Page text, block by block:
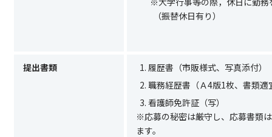
（振替休日有り）
提出書類
履歴書（市販様式、写真添付）
職務経歴書（Ａ4版1枚、書類適
看護師免許証（写）
※応募の秘密は厳守し、応募書類
ます。